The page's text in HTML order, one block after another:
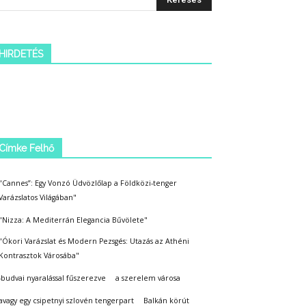
Felhő
Egy Vonzó Üdvözlőlap a Földközi-tenger
Világában"
A Mediterrán Elegancia Bűvölete"
Varázslat és Modern Pezsgés: Utazás az Athéni
Városába"
nyaralással fűszerezve a szerelem városa
egy csipetnyi szlovén tengerpart Balkán körút